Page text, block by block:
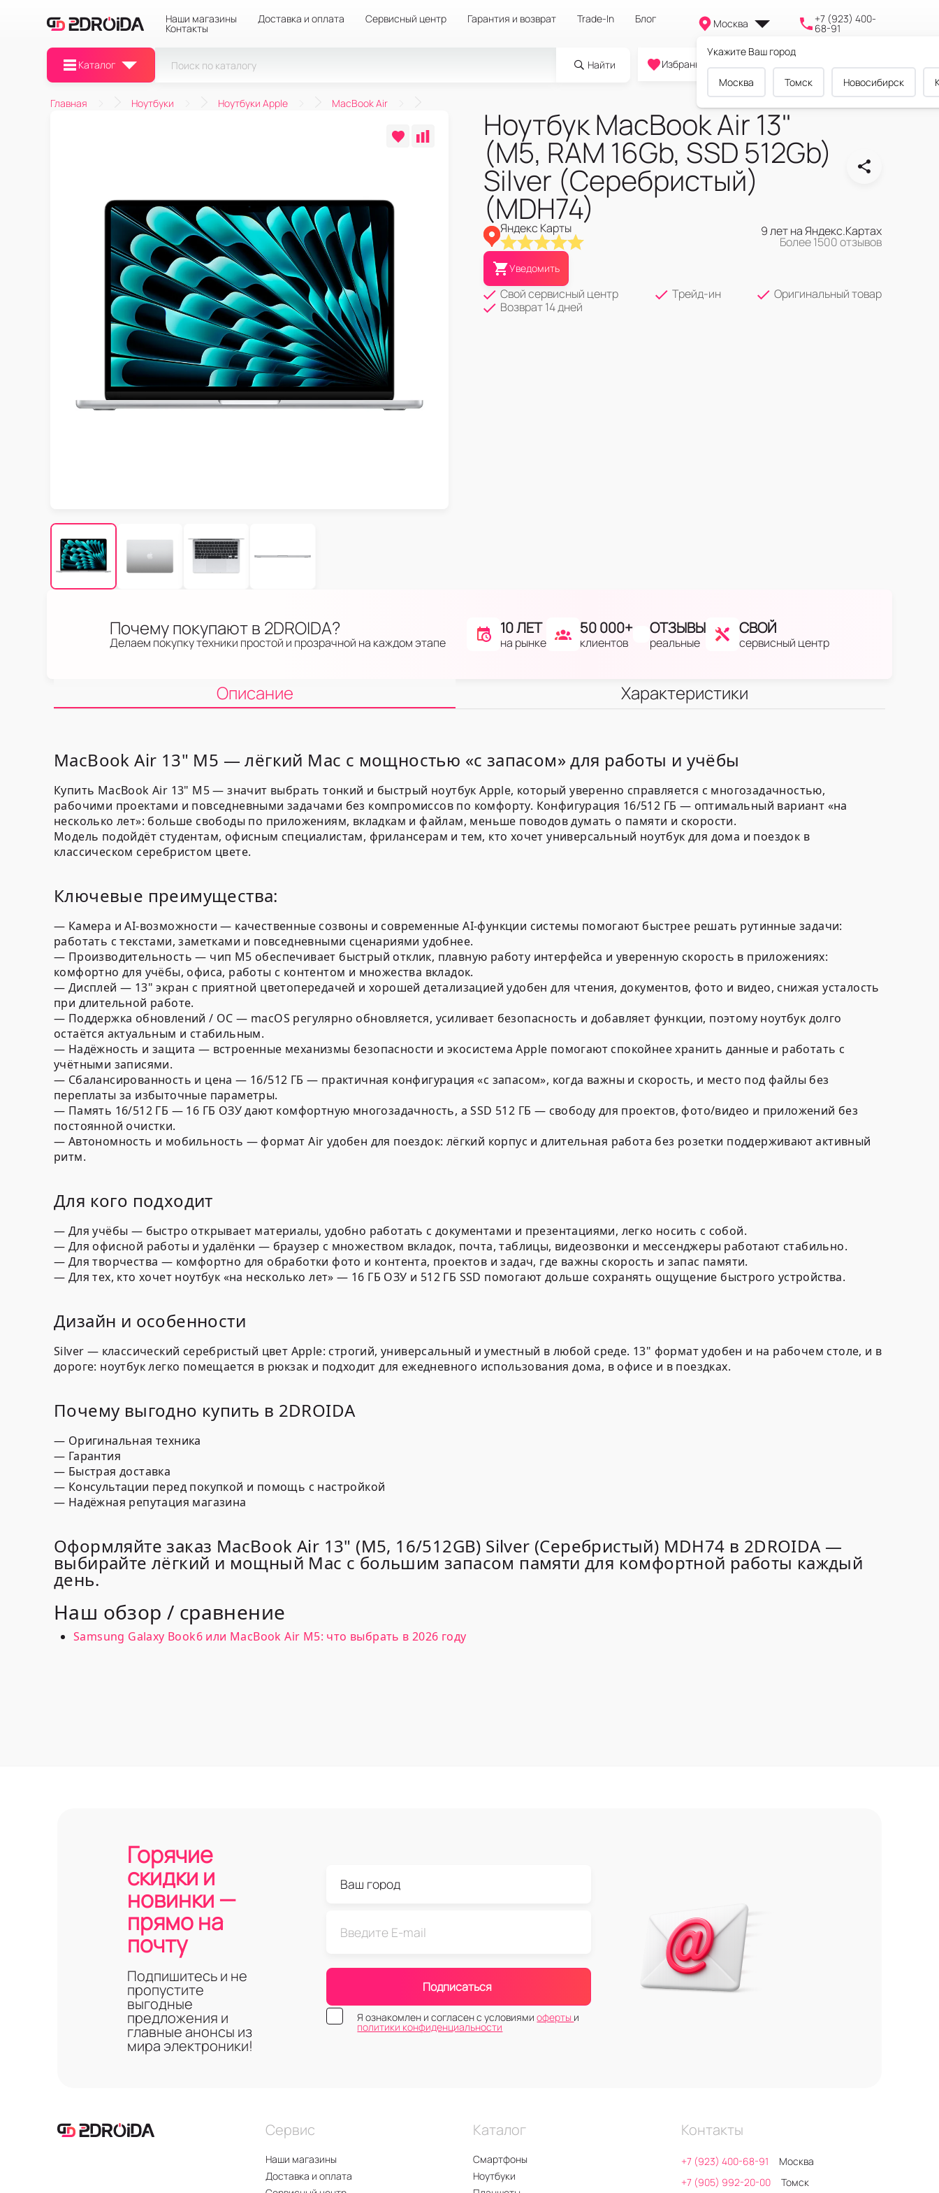
Наши магазины Доставка и оплата Сервисный центр Гарантия и возврат Trade-In Блог
Контакты Москва
Укажите Ваш город
Москва Томск Новосибирск
+7 (923) 400-
68-91
Каталог Найти
0
Избранное Cравнение Корзина
Главная Ноутбуки Ноутбуки Apple MacBook Air
Ноутбук MacBook Air 13"
(M5, RAM 16Gb, SSD 512Gb)
Silver (Серебристый)
(MDH74)
Яндекс Карты 9 лет на Яндекс.Картах
Более 1500 отзывов
Уведомить
Свой сервисный центр Трейд-ин
Оригинальный товар
Возврат 14 дней
Почему покупают в 2DROIDA?
Делаем покупку техники простой и прозрачной на каждом этапе
10 ЛЕТ
на рынке
50 000+
клиентов
ОТЗЫВЫ
реальные
СВОЙ
сервисный центр
Описание Характеристики
MacBook Air 13" M5 — лёгкий Mac с мощностью «с запасом» для работы и учёбы
Купить MacBook Air 13" M5 — значит выбрать тонкий и быстрый ноутбук Apple, который уверенно справляется с многозадачностью,
рабочими проектами и повседневными задачами без компромиссов по комфорту. Конфигурация 16/512 ГБ — оптимальный вариант «на
несколько лет»: больше свободы по приложениям, вкладкам и файлам, меньше поводов думать о памяти и скорости.
Модель подойдёт студентам, офисным специалистам, фрилансерам и тем, кто хочет универсальный ноутбук для дома и поездок в
классическом серебристом цвете.
Ключевые преимущества:
— Камера и AI-возможности — качественные созвоны и современные AI-функции системы помогают быстрее решать рутинные задачи:
работать с текстами, заметками и повседневными сценариями удобнее.
— Производительность — чип M5 обеспечивает быстрый отклик, плавную работу интерфейса и уверенную скорость в приложениях:
комфортно для учёбы, офиса, работы с контентом и множества вкладок.
— Дисплей — 13" экран с приятной цветопередачей и хорошей детализацией удобен для чтения, документов, фото и видео, снижая усталость
при длительной работе.
— Поддержка обновлений / ОС — macOS регулярно обновляется, усиливает безопасность и добавляет функции, поэтому ноутбук долго
остаётся актуальным и стабильным.
— Надёжность и защита — встроенные механизмы безопасности и экосистема Apple помогают спокойнее хранить данные и работать с
учётными записями.
— Сбалансированность и цена — 16/512 ГБ — практичная конфигурация «с запасом», когда важны и скорость, и место под файлы без
переплаты за избыточные параметры.
— Память 16/512 ГБ — 16 ГБ ОЗУ дают комфортную многозадачность, а SSD 512 ГБ — свободу для проектов, фото/видео и приложений без
постоянной очистки.
— Автономность и мобильность — формат Air удобен для поездок: лёгкий корпус и длительная работа без розетки поддерживают активный
ритм.
Для кого подходит
— Для учёбы — быстро открывает материалы, удобно работать с документами и презентациями, легко носить с собой.
— Для офисной работы и удалёнки — браузер с множеством вкладок, почта, таблицы, видеозвонки и мессенджеры работают стабильно.
— Для творчества — комфортно для обработки фото и контента, проектов и задач, где важны скорость и запас памяти.
— Для тех, кто хочет ноутбук «на несколько лет» — 16 ГБ ОЗУ и 512 ГБ SSD помогают дольше сохранять ощущение быстрого устройства.
Дизайн и особенности
Silver — классический серебристый цвет Apple: строгий, универсальный и уместный в любой среде. 13" формат удобен и на рабочем столе, и в
дороге: ноутбук легко помещается в рюкзак и подходит для ежедневного использования дома, в офисе и в поездках.
Почему выгодно купить в 2DROIDA
— Оригинальная техника
— Гарантия
— Быстрая доставка
— Консультации перед покупкой и помощь с настройкой
— Надёжная репутация магазина
Оформляйте заказ MacBook Air 13" (M5, 16/512GB) Silver (Серебристый) MDH74 в 2DROIDA —
выбирайте лёгкий и мощный Mac с большим запасом памяти для комфортной работы каждый
день.
Наш обзор / сравнение
Samsung Galaxy Book6 или MacBook Air M5: что выбрать в 2026 году
Горячие
скидки и
новинки —
прямо на
почту
Подпишитесь и не
пропустите
выгодные
предложения и
главные анонсы из
мира электроники!
Подписаться
Я ознакомлен и согласен с условиямиоферты и
политики конфиденциальности
Сервис
Наши магазины
Доставка и оплата
Каталог
Смартфоны
Ноутбуки
Контакты
+7 (923) 400-68-91
Москва
+7 (905) 992-20-00
Томск